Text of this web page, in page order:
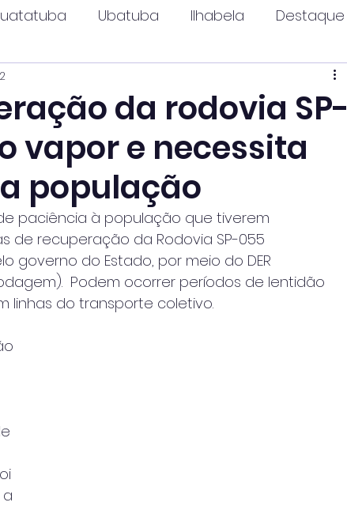
Ubatuba Ilhabela Destaque
da rodovia SP-
vapor e necessita
população
paciência à população que tiverem
de recuperação da Rodovia SP-055
governo do Estado, por meio do DER
Podem ocorrer períodos de lentidão
linhas do transporte coletivo.